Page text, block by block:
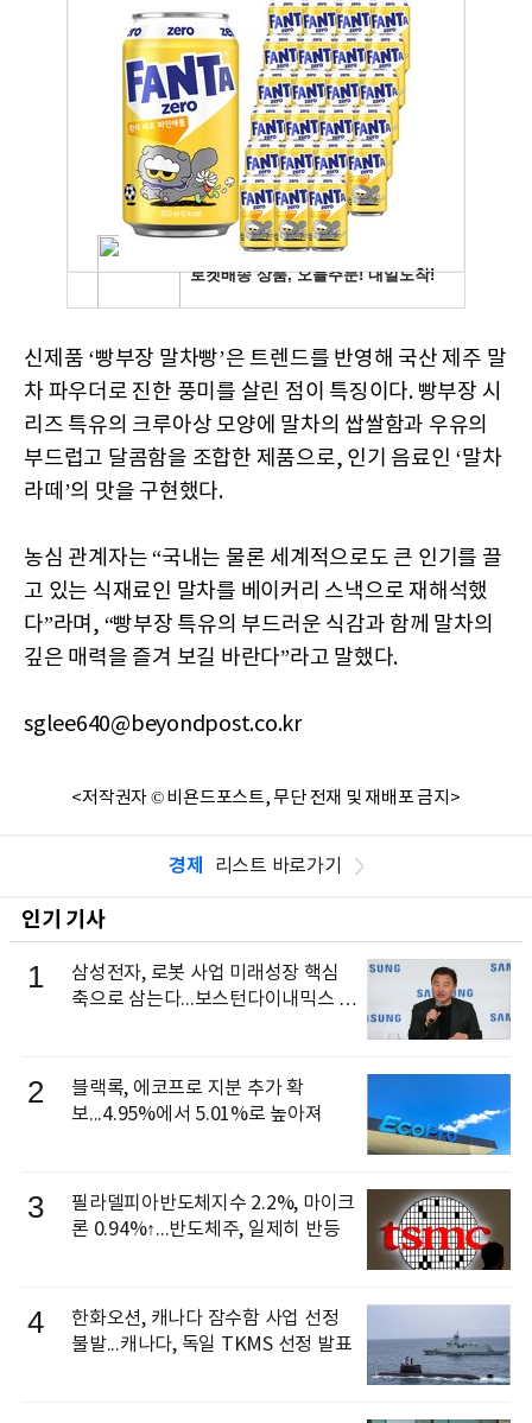
신제품 ‘빵부장 말차빵’은 트렌드를 반영해 국산 제주 말
차 파우더로 진한 풍미를 살린 점이 특징이다. 빵부장 시
리즈 특유의 크루아상 모양에 말차의 쌉쌀함과 우유의
부드럽고 달콤함을 조합한 제품으로, 인기 음료인 ‘말차
라떼’의 맛을 구현했다.
농심 관계자는 “국내는 물론 세계적으로도 큰 인기를 끌
고 있는 식재료인 말차를 베이커리 스낵으로 재해석했
다”라며, “빵부장 특유의 부드러운 식감과 함께 말차의
깊은 매력을 즐겨 보길 바란다”라고 말했다.
sglee640@beyondpost.co.kr
<저작권자 © 비욘드포스트, 무단 전재 및 재배포 금지>
경제 리스트 바로가기
인기 기사
1
삼성전자, 로봇 사업 미래성장 핵심
축으로 삼는다...보스턴다이내믹스 출
2
블랙록, 에코프로 지분 추가 확
보...4.95%에서 5.01%로 높아져
3
필라델피아반도체지수 2.2%, 마이크
론 0.94%↑...반도체주, 일제히 반등
4
한화오션, 캐나다 잠수함 사업 선정
불발...캐나다, 독일 TKMS 선정 발표